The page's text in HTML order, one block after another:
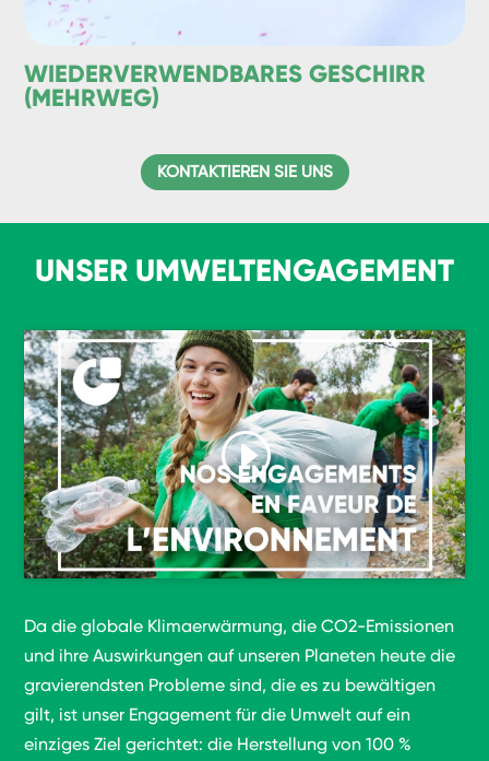
WIEDERVERWENDBARES GESCHIRR
(MEHRWEG)
KONTAKTIEREN SIE UNS
UNSER UMWELTENGAGEMENT
Da die globale Klimaerwärmung, die CO2-Emissionen
und ihre Auswirkungen auf unseren Planeten heute die
gravierendsten Probleme sind, die es zu bewältigen
gilt, ist unser Engagement für die Umwelt auf ein
einziges Ziel gerichtet: die Herstellung von 100 %